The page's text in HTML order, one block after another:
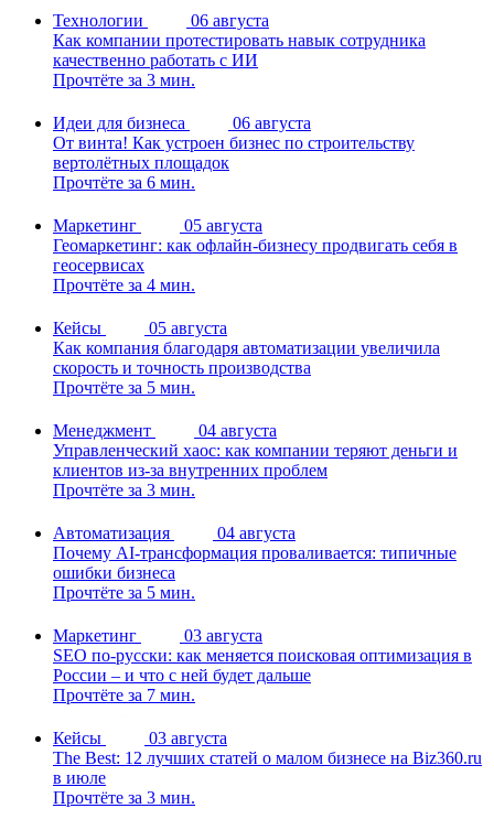
Технологии
06 августа
Как компании протестировать навык сотрудника
качественно работать с ИИ
Прочтёте за 3 мин.
Идеи для бизнеса
06 августа
От винта! Как устроен бизнес по строительству
вертолётных площадок
Прочтёте за 6 мин.
Маркетинг
05 августа
Геомаркетинг: как офлайн-бизнесу продвигать себя в
геосервисах
Прочтёте за 4 мин.
Кейсы
05 августа
Как компания благодаря автоматизации увеличила
скорость и точность производства
Прочтёте за 5 мин.
Менеджмент
04 августа
Управленческий хаос: как компании теряют деньги и
клиентов из-за внутренних проблем
Прочтёте за 3 мин.
Автоматизация
04 августа
Почему AI-трансформация проваливается: типичные
ошибки бизнеса
Прочтёте за 5 мин.
Маркетинг
03 августа
SEO по-русски: как меняется поисковая оптимизация в
России – и что с ней будет дальше
Прочтёте за 7 мин.
Кейсы
03 августа
The Best: 12 лучших статей о малом бизнесе на Biz360.ru
в июле
Прочтёте за 3 мин.